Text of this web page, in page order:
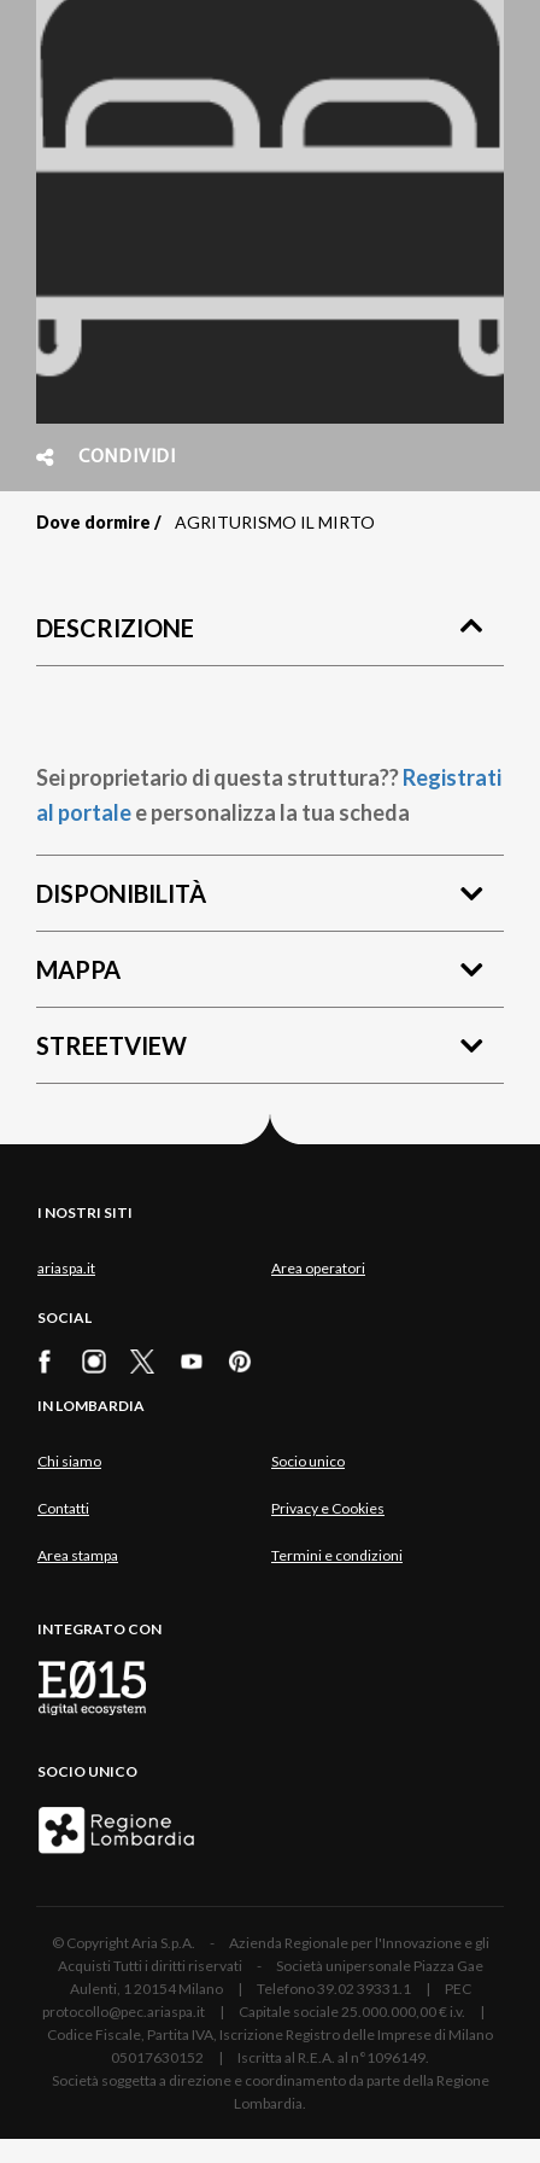
CONDIVIDI
pane
Dove dormire AGRITURISMO IL MIRTO
DESCRIZIONE
Sei proprietario di questa struttura??Registrati
al portalee personalizza la tua scheda
DISPONIBILITÀ
MAPPA
STREETVIEW
I NOSTRI SITI
ariaspa.it Area operatori
SOCIAL
IN LOMBARDIA
Chi siamo Socio unico
Contatti Privacy e Cookies
Area stampa Termini e condizioni
INTEGRATO CON
SOCIO UNICO
© Copyright Aria S.p.A. - Azienda Regionale per l'Innovazione e gli
Acquisti Tutti i diritti riservati - Società unipersonale Piazza Gae
Aulenti, 1 20154 Milano | Telefono 39.02 39331.1 | PEC
protocollo@pec.ariaspa.it | Capitale sociale 25.000.000,00 € i.v. |
Codice Fiscale, Partita IVA, Iscrizione Registro delle Imprese di Milano
05017630152 | Iscritta al R.E.A. al n°1096149.
Società soggetta a direzione e coordinamento da parte della Regione
Lombardia.